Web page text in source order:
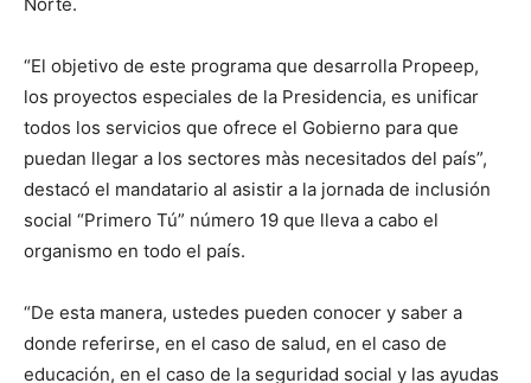
“El objetivo de este programa que desarrolla Propeep,
los proyectos especiales de la Presidencia, es unificar
todos los servicios que ofrece el Gobierno para que
puedan llegar a los sectores màs necesitados del país”,
destacó el mandatario al asistir a la jornada de inclusión
social “Primero Tú” número 19 que lleva a cabo el
organismo en todo el país.
“De esta manera, ustedes pueden conocer y saber a
donde referirse, en el caso de salud, en el caso de
educación, en el caso de la seguridad social y las ayudas